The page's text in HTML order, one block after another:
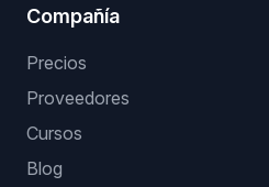
Compañía
Precios
Proveedores
Cursos
Blog